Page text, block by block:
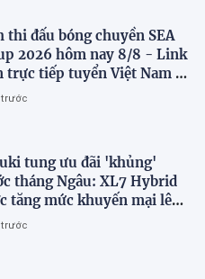
thi đấu bóng chuyền SEA
2026 hôm nay 8/8 - Link
trực tiếp tuyển Việt Nam vs
trước
tung ưu đãi 'khủng'
tháng Ngâu: XL7 Hybrid
tăng mức khuyến mại lên
đồng
trước